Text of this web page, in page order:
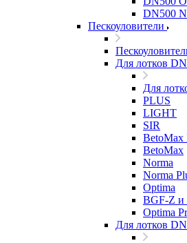
DN500
Пескоуловители
Для лотков
Для
PLUS
LIGHT
SIR
BetoMax
BetoMax
Norma
Norma
Optima
BGF-Z и
Optima
Для лотков